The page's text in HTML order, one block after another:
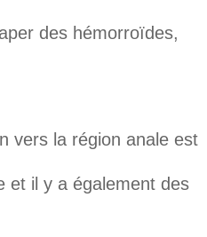
des hémorroïdes,
vers la région anale est
et il y a également des